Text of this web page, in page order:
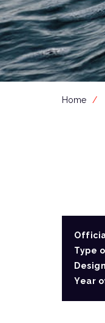
Home
Type
Year